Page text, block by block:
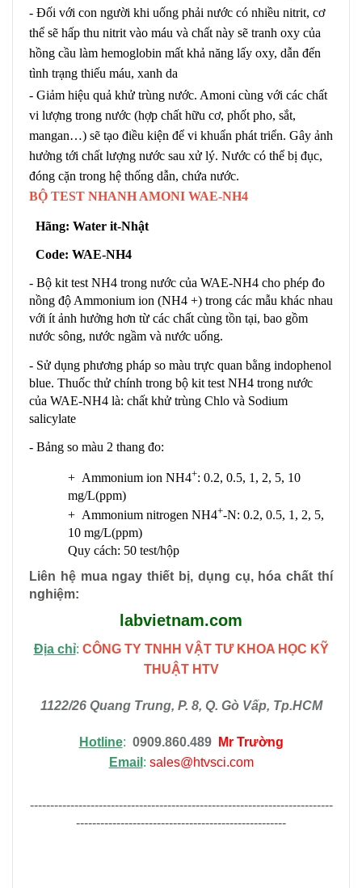
- Đối với con người khi uống phải nước có nhiều nitrit, cơ
thể sẽ hấp thu nitrit vào máu và chất này sẽ tranh oxy của
hồng cầu làm hemoglobin mất khả năng lấy oxy, dẫn đến
tình trạng thiếu máu, xanh da
- Giảm hiệu quả khử trùng nước. Amoni cùng với các chất
vi lượng trong nước (hợp chất hữu cơ, phốt pho, sắt,
mangan…) sẽ tạo điều kiện để vi khuẩn phát triển. Gây ảnh
hưởng tới chất lượng nước sau xử lý. Nước có thể bị đục,
đóng cặn trong hệ thống dẫn, chứa nước.
BỘ TEST NHANH AMONI WAE-NH4
Hãng: Water it-Nhật
Code: WAE-NH4
- Bộ kit test NH4 trong nước của WAE-NH4 cho phép đo
nồng độ Ammonium ion (NH4 +) trong các mẫu khác nhau
với ít ảnh hưởng hơn từ các chất cùng tồn tại, bao gồm
nước sông, nước ngầm và nước uống.
- Sử dụng phương pháp so màu trực quan bằng indophenol
blue. Thuốc thử chính trong bộ kit test NH4 trong nước
của WAE-NH4 là: chất khử trùng Chlo và Sodium
salicylate
- Bảng so màu 2 thang đo:
+ Ammonium ion NH4+: 0.2, 0.5, 1, 2, 5, 10
mg/L(ppm)
+ Ammonium nitrogen NH4+-N: 0.2, 0.5, 1, 2, 5,
10 mg/L(ppm)
Quy cách: 50 test/hộp
Liên hệ mua ngay thiết bị, dụng cụ, hóa chất thí
nghiệm:
labvietnam.com
Địa chỉ: CÔNG TY TNHH VẬT TƯ KHOA HỌC KỸ
THUẬT HTV
1122/26 Quang Trung, P. 8, Q. Gò Vấp, Tp.HCM
Hotline: 0909.860.489Mr Trường
Email : sales@htvsci.com
---------------------------------------------------------------------------
----------------------------------------------------